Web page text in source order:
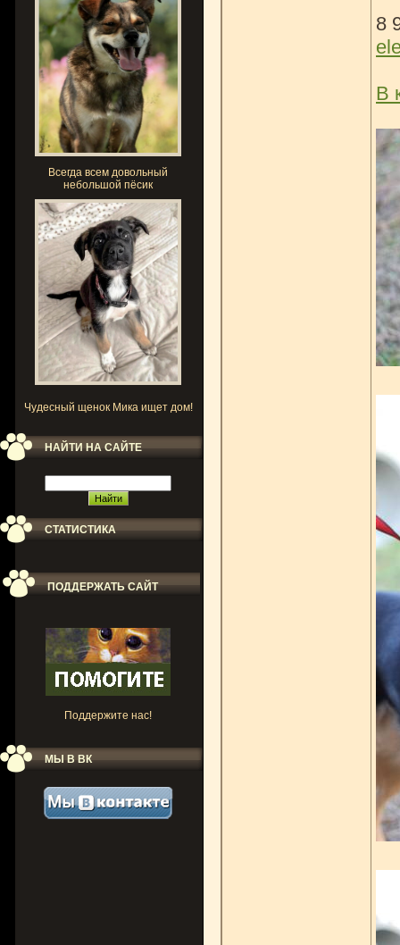
Всегда всем довольный
небольшой пёсик
Чудесный щенок Мика ищет дом!
НАЙТИ НА САЙТЕ
СТАТИСТИКА
ПОДДЕРЖАТЬ САЙТ
Поддержите нас!
МЫ В ВК
8
В